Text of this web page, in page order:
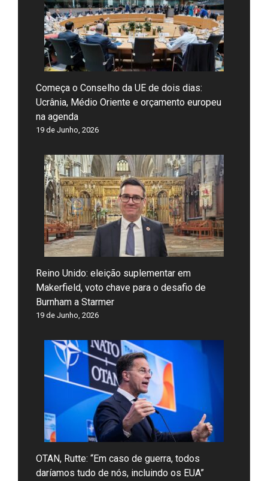
Começa o Conselho da UE de dois dias:
Ucrânia, Médio Oriente e orçamento europeu
na agenda
19 de Junho, 2026
Reino Unido: eleição suplementar em
Makerfield, voto chave para o desafio de
Burnham a Starmer
19 de Junho, 2026
OTAN, Rutte: “Em caso de guerra, todos
daríamos tudo de nós, incluindo os EUA”